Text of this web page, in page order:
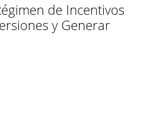
de Incentivos
y Generar